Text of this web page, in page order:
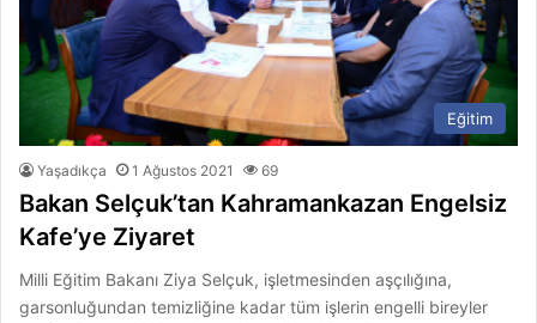
Eğitim
Yaşadıkça 1 Ağustos 2021 69
Bakan Selçuk’tan Kahramankazan Engelsiz
Kafe’ye Ziyaret
Milli Eğitim Bakanı Ziya Selçuk, işletmesinden aşçılığına,
garsonluğundan temizliğine kadar tüm işlerin engelli bireyler